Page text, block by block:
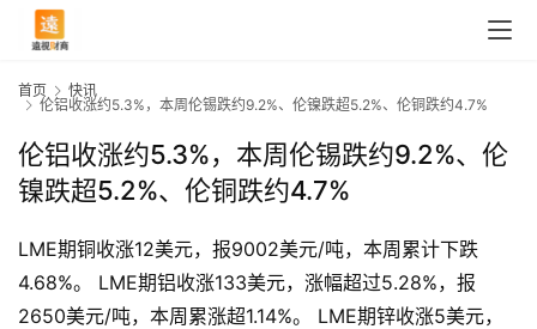
首页
快讯
伦铝收涨约5.3%，本周伦锡跌约9.2%、伦镍跌超5.2%、伦铜跌约4.7%
伦铝收涨约5.3%，本周伦锡跌约9.2%、伦
镍跌超5.2%、伦铜跌约4.7%
LME期铜收涨12美元，报9002美元/吨，本周累计下跌
4.68%。 LME期铝收涨133美元，涨幅超过5.28%，报
2650美元/吨，本周累涨超1.14%。 LME期锌收涨5美元，